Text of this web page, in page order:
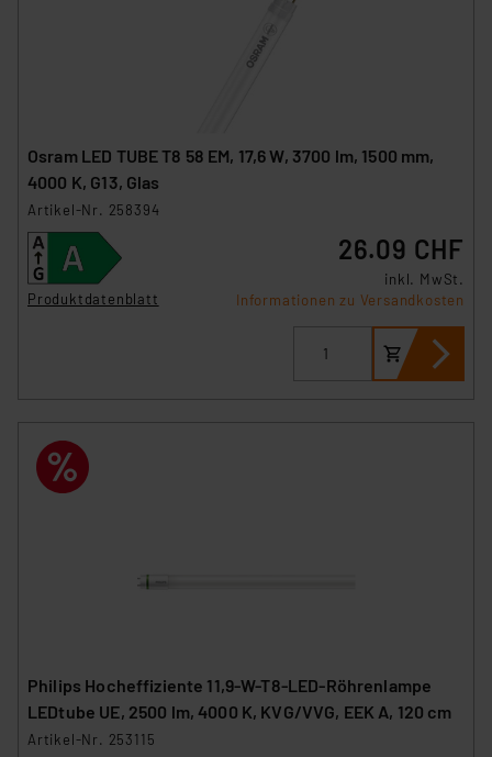
Osram LED TUBE T8 58 EM, 17,6 W, 3700 lm, 1500 mm,
4000 K, G13, Glas
Artikel-Nr. 258394
Produktdatenblatt
26.09 CHF
inkl. MwSt.
Informationen zu Versandkosten
Philips Hocheffiziente 11,9-W-T8-LED-Röhrenlampe
LEDtube UE, 2500 lm, 4000 K, KVG/VVG, EEK A, 120 cm
Artikel-Nr. 253115